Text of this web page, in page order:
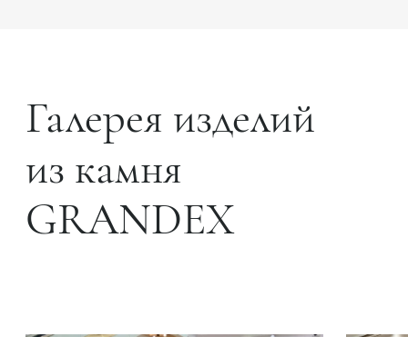
Галерея изделий
из камня
GRANDEX